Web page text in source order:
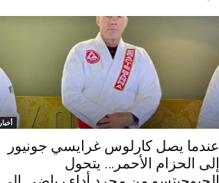
أخبار
عندما يصل كارلوس غرايسي جونيور
إلى الحزام الأحمر… يتحول